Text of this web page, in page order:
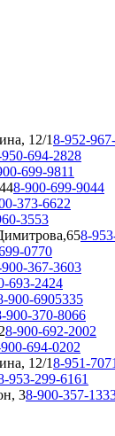
12/18-952-
694-2828
699-9811
8-900-699-9044
373-6622
3553
8-
0770
367-3603
693-2424
900-6905335
900-370-8066
8-900-692-2002
694-0202
12/18-951-
953-299-6161
38-900-357-